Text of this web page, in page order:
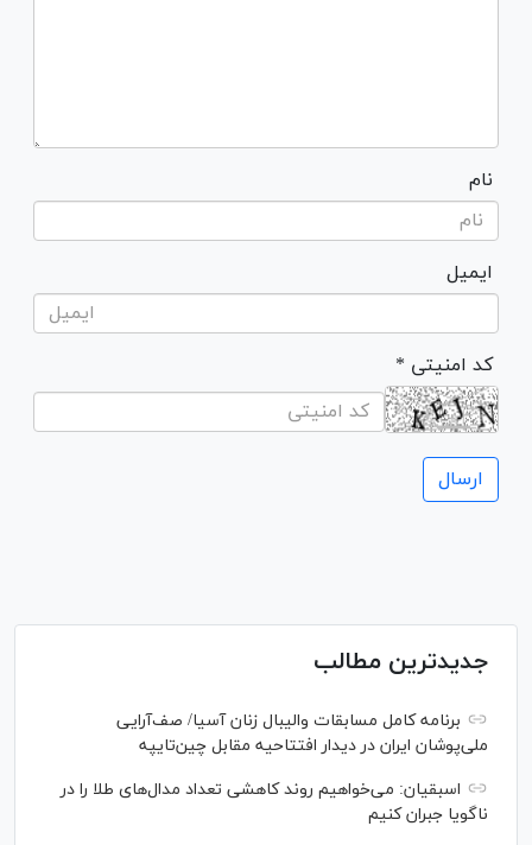
نام
ایمیل
* کد امنیتی
جدیدترین مطالب
برنامه کامل مسابقات والیبال زنان آسیا/ صف‌آرایی
ملی‌پوشان ایران در دیدار افتتاحیه مقابل چین‌تایپه
اسبقیان: می‌خواهیم روند کاهشی تعداد مدال‌های طلا را در
ناگویا جبران کنیم